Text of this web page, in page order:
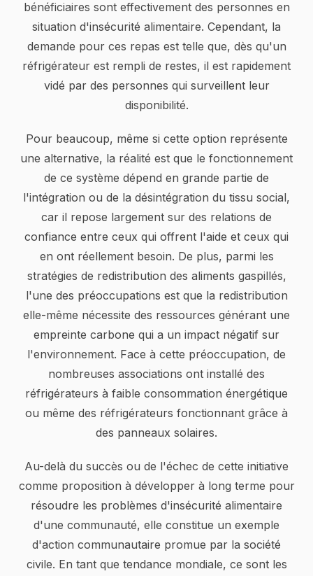
bénéficiaires sont effectivement des personnes en
situation d'insécurité alimentaire. Cependant, la
demande pour ces repas est telle que, dès qu'un
réfrigérateur est rempli de restes, il est rapidement
vidé par des personnes qui surveillent leur
disponibilité.
Pour beaucoup, même si cette option représente
une alternative, la réalité est que le fonctionnement
de ce système dépend en grande partie de
l'intégration ou de la désintégration du tissu social,
car il repose largement sur des relations de
confiance entre ceux qui offrent l'aide et ceux qui
en ont réellement besoin. De plus, parmi les
stratégies de redistribution des aliments gaspillés,
l'une des préoccupations est que la redistribution
elle-même nécessite des ressources générant une
empreinte carbone qui a un impact négatif sur
l'environnement. Face à cette préoccupation, de
nombreuses associations ont installé des
réfrigérateurs à faible consommation énergétique
ou même des réfrigérateurs fonctionnant grâce à
des panneaux solaires.
Au-delà du succès ou de l'échec de cette initiative
comme proposition à développer à long terme pour
résoudre les problèmes d'insécurité alimentaire
d'une communauté, elle constitue un exemple
d'action communautaire promue par la société
civile. En tant que tendance mondiale, ce sont les